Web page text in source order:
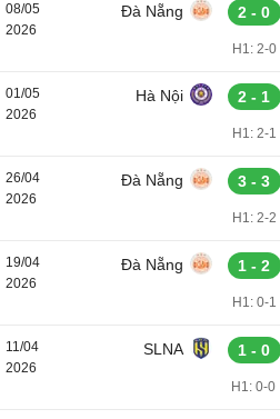
08/05
2026
Đà Nẵng 2 - 0
H1: 2-0
01/05
2026
Hà Nội 2 - 1
H1: 2-1
26/04
2026
Đà Nẵng 3 - 3
H1: 2-2
19/04
2026
Đà Nẵng 1 - 2
H1: 0-1
11/04
2026
SLNA 1 - 0
H1: 0-0